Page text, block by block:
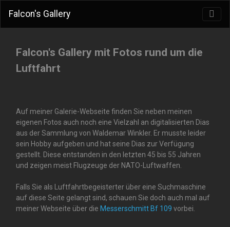
Falcon's Gallery
Falcon's Gallery mit Fotos rund um die
Luftfahrt
Auf meiner Galerie-Webseite finden Sie neben meinen
eigenen Fotos auch noch eine Vielzahl an digitalisierten Dias
aus der Sammlung von Waldemar Winkler. Er musste leider
sein Hobby aufgeben und hat seine Dias zur Verfügung
gestellt. Diese entstanden in den letzten 45 bis 55 Jahren
und zeigen meist Flugzeuge der NATO-Luftwaffen.
Falls Sie als Luftfahrtbegeisterter über eine Suchmaschine
auf diese Seite gelangt sind, schauen Sie doch auch mal auf
meiner Webseite über die Messerschmitt Bf 109 vorbei.